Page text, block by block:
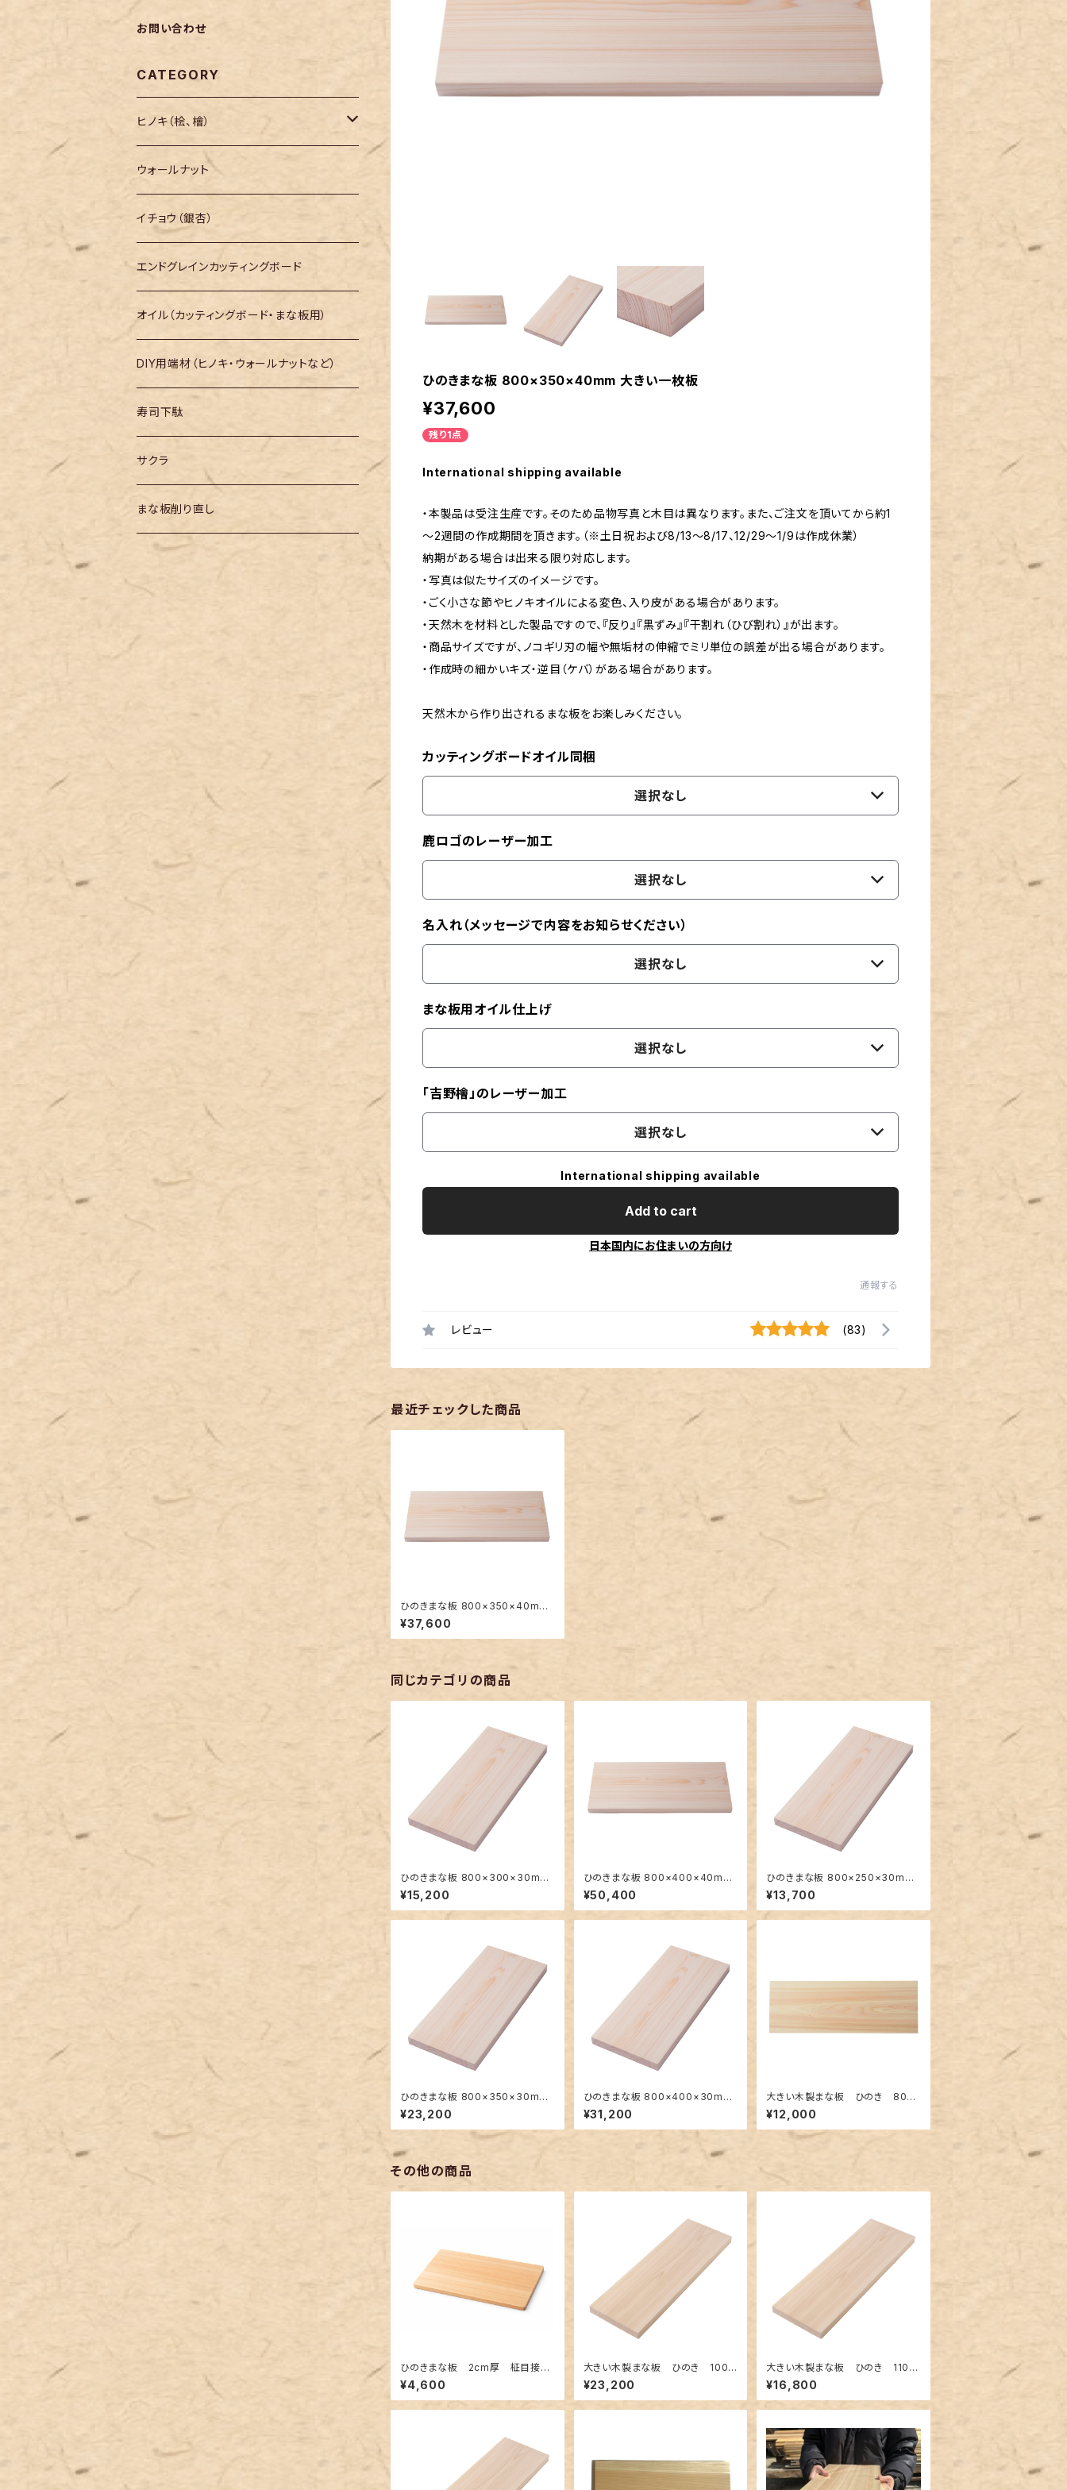
ひのきまな板 800×350×40mm 大きい一枚板
¥37,600
残り1点
International shipping available
・本製品は受注生産です。そのため品物写真と木目は異なります。また、ご注文を頂いてから約1
～2週間の作成期間を頂きます。（※土日祝および8/13～8/17、12/29～1/9は作成休業）
納期がある場合は出来る限り対応します。
・写真は似たサイズのイメージです。
・ごく小さな節やヒノキオイルによる変色、入り皮がある場合があります。
・天然木を材料とした製品ですので、『反り』『黒ずみ』『干割れ（ひび割れ）』が出ます。
・商品サイズですが、ノコギリ刃の幅や無垢材の伸縮でミリ単位の誤差が出る場合があります。
・作成時の細かいキズ・逆目（ケバ）がある場合があります。
天然木から作り出されるまな板をお楽しみください。
カッティングボードオイル同梱
選択なし
鹿ロゴのレーザー加工
選択なし
名入れ（メッセージで内容をお知らせください）
選択なし
まな板用オイル仕上げ
選択なし
「吉野檜」のレーザー加工
選択なし
International shipping available
Add to cart
日本国内にお住まいの方向け
通報する
レビュー (83)
最近チェックした商品
ひのきまな板 800×350×40mm
大きい一枚板
¥37,600
同じカテゴリの商品
ひのきまな板 800×300×30mm
大きい一枚板
¥15,200
ひのきまな板 800×400×40mm
大きい一枚板
¥50,400
ひのきまな板 800×250×30mm
大きい一枚板
¥13,700
ひのきまな板 800×350×30mm
大きい一枚板
¥23,200
ひのきまな板 800×400×30mm
大きい一枚板
¥31,200
大きい木製まな板 ひのき 800×
300×30mm 裏に節あり 一枚
板
¥12,000
その他の商品
ひのきまな板 2cm厚 柾目接ぎ
合わせ 約42×24×2cm
¥4,600
大きい木製まな板 ひのき 1000
×350×30mm 裏に節あり 一
枚板
¥23,200
大きい木製まな板 ひのき 1100
×300×30mm 裏に節あり 一
枚板
¥16,800
お問い合わせ
CATEGORY
ヒノキ（桧、檜）
長さ200mm～
長さ300mm～
長さ400mm～
長さ500mm～
長さ600mm～
長さ700mm～
長さ800mm～
長さ900mm～
ウォールナット
イチョウ（銀杏）
エンドグレインカッティングボード
オイル（カッティングボード・まな板用）
DIY用端材（ヒノキ・ウォールナットなど）
寿司下駄
サクラ
まな板削り直し